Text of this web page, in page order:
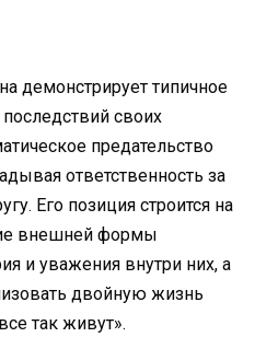
демонстрирует типичное
своих
предательство
ответственность за
Его позиция строится на
внешней формы
и уважения внутри них, а
двойную жизнь
так живут».